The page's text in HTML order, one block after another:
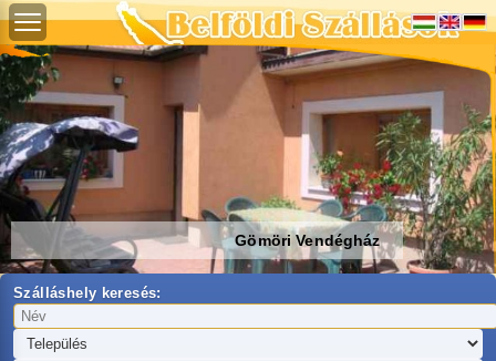
Gömöri Vendégház
Szálláshely keresés: